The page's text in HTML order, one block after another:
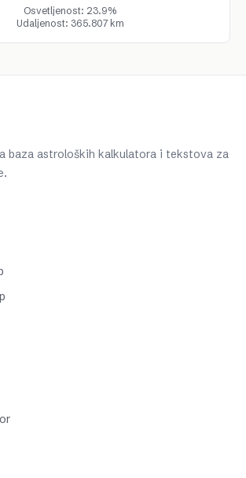
Osvetljenost: 23.9%
Udaljenost: 365.807 km
baza astroloških kalkulatora i tekstova za